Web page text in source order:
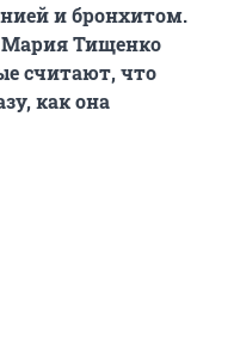
и бронхитом.
Мария Тищенко
считают, что
как она